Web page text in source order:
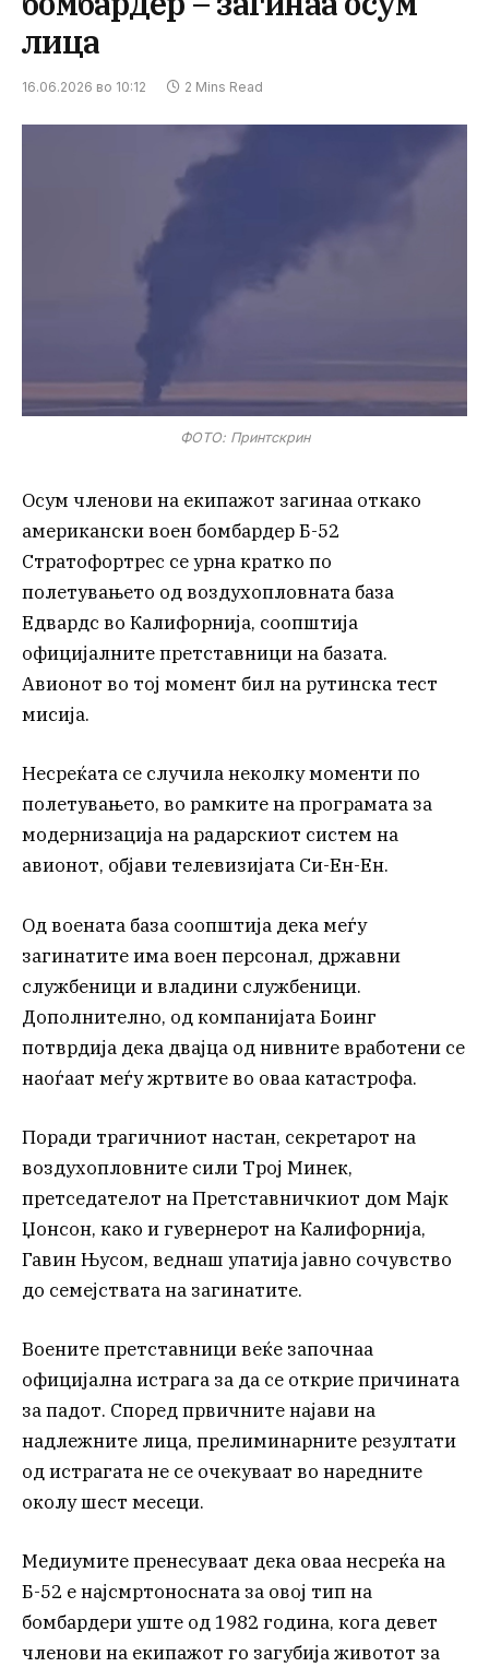
лица
16.06.2026 во 10:12 2 Mins Read
ФОТО: Принтскрин
Осум членови на екипажот загинаа откако
американски воен бомбардер Б-52
Стратофортрес се урна кратко по
полетувањето од воздухопловната база
Едвардс во Калифорнија, соопштија
официјалните претставници на базата.
Авионот во тој момент бил на рутинска тест
мисија.
Несреќата се случила неколку моменти по
полетувањето, во рамките на програмата за
модернизација на радарскиот систем на
авионот, објави телевизијата Си-Ен-Ен.
Од воената база соопштија дека меѓу
загинатите има воен персонал, државни
службеници и владини службеници.
Дополнително, од компанијата Боинг
потврдија дека двајца од нивните вработени се
наоѓаат меѓу жртвите во оваа катастрофа.
Поради трагичниот настан, секретарот на
воздухопловните сили Трој Минек,
претседателот на Претставничкиот дом Мајк
Џонсон, како и гувернерот на Калифорнија,
Гавин Њусом, веднаш упатија јавно сочувство
до семејствата на загинатите.
Воените претставници веќе започнаа
официјална истрага за да се открие причината
за падот. Според првичните најави на
надлежните лица, прелиминарните резултати
од истрагата не се очекуваат во наредните
околу шест месеци.
Медиумите пренесуваат дека оваа несреќа на
Б-52 е најсмртоносната за овој тип на
бомбардери уште од 1982 година, кога девет
членови на екипажот го загубија животот за